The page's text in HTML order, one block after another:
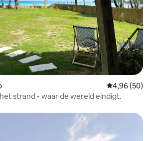
Gemiddelde
4,96 (50)
het strand - waar de wereld eindigt.